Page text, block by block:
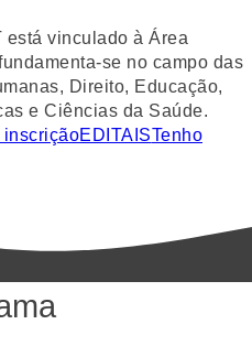
está vinculado à Área
se no campo das
Direito, Educação,
e Ciências da Saúde.
inscriçãoEDITAISTenho